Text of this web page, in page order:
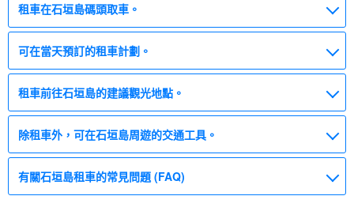
租車在石垣島碼頭取車。
可在當天預訂的租車計劃。
租車前往石垣島的建議觀光地點。
除租車外，可在石垣島周遊的交通工具。
有關石垣島租車的常見問題 (FAQ)